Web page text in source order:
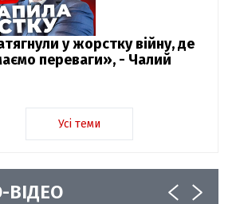
у жорстку війну, де
переваги», - Чалий
Усі теми
ВІДЕО